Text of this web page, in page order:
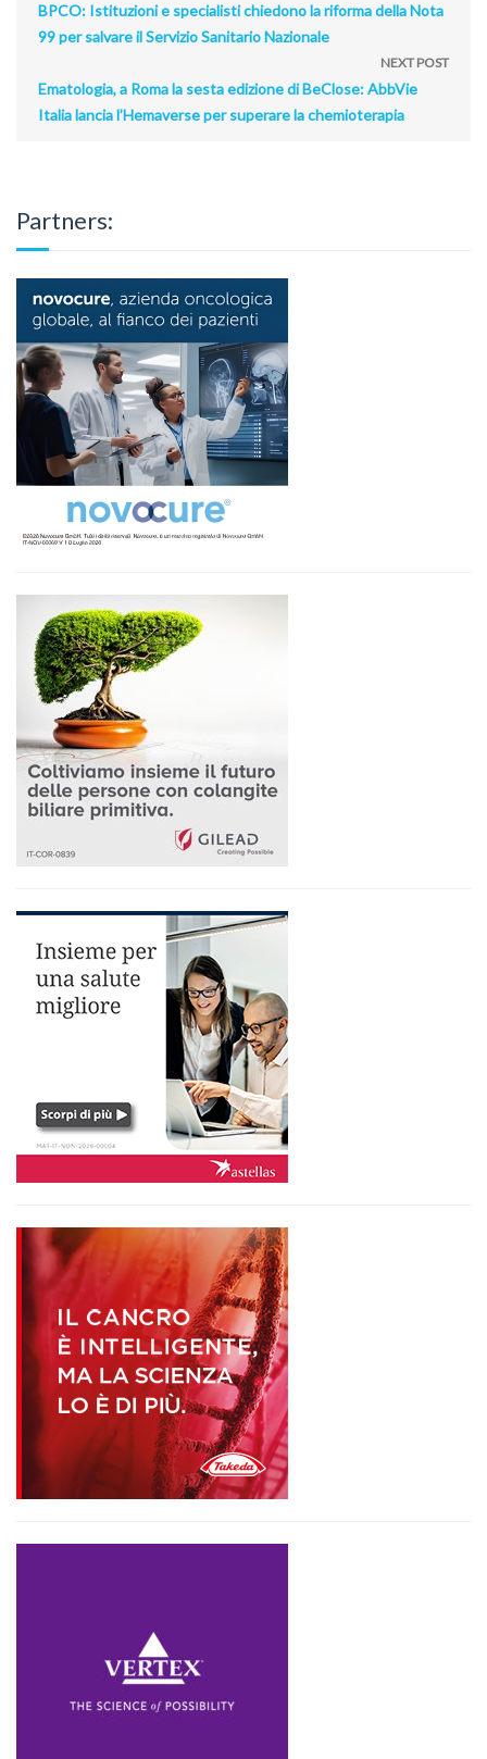
BPCO: Istituzioni e specialisti chiedono la riforma della Nota
99 per salvare il Servizio Sanitario Nazionale
NEXT POST
Ematologia, a Roma la sesta edizione di BeClose: AbbVie
Italia lancia l’Hemaverse per superare la chemioterapia
Partners: